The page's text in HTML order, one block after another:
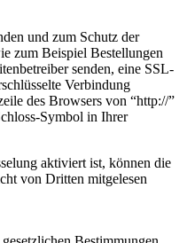
und zum Schutz der
zum Beispiel Bestellungen
senden, eine SSL-
Verbindung
des Browsers von “http://”
Symbol in Ihrer
aktiviert ist, können die
von Dritten mitgelesen